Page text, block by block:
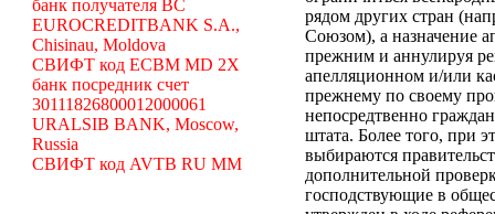
банк получателя BC
EUROCREDITBANK S.A.,
Chisinau, Moldova
СВИФТ код ECBM MD 2X
банк посредник счет
30111826800012000061
URALSIB BANK, Moscow,
Russia
СВИФТ код AVTB RU MM
рядом других стран
Союзом), а назначение
прежним и аннулируя
апелляционном и/или
прежнему по своему
непосредтвенно
штата. Более того, при
выбираются
дополнительной
господствующие в